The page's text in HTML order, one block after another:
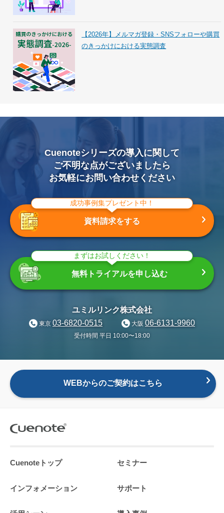
【2026年】メルマガ登録・SNSフォローや購買
のきっかけにおける実態調査
Cuenoteシリーズの導入に関して
ご不明な点がございましたら
お気軽にお問い合わせください
成功事例集プレゼント中！
資料請求をする
まずはお試しください！
無料トライアルを申し込む
ユミルリンク株式会社
東京 03-6820-0515 大阪 06-6131-9960
受付時間 平日 10:00〜18:00
WEBからのご契約はこちら
Cuenoteトップ セミナー
インフォメーション サポート